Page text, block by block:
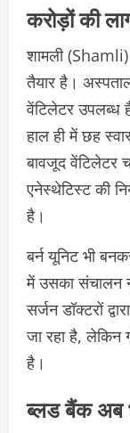
करोड़ों की
शामली
तैयार है।
वेंटिलेटर उपलब्ध
हाल ही में छह
बावजूद वेंटिलेटर
एनेस्थेटिस्ट की
है।
बर्न यूनिट भी
में उसका संचालन
सर्जन डॉक्टरों
जा रहा है, लेकिन
है।
ब्लड बैंक अब